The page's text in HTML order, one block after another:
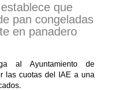
que
pan congeladas
en panadero
al Ayuntamiento de
las cuotas del IAE a una